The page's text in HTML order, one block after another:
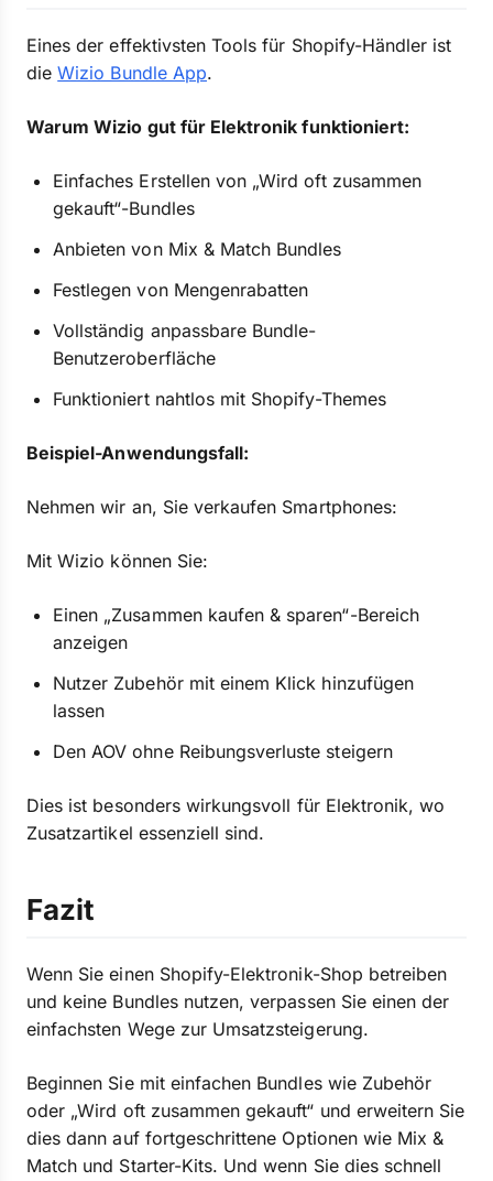
Eines der effektivsten Tools für Shopify-Händler ist
dieWizio Bundle App.
Warum Wizio gut für Elektronik funktioniert:
Einfaches Erstellen von „Wird oft zusammen
gekauft“-Bundles
Anbieten von Mix & Match Bundles
Festlegen von Mengenrabatten
Vollständig anpassbare Bundle-
Benutzeroberfläche
Funktioniert nahtlos mit Shopify-Themes
Beispiel-Anwendungsfall:
Nehmen wir an, Sie verkaufen Smartphones:
Mit Wizio können Sie:
Einen „Zusammen kaufen & sparen“-Bereich
anzeigen
Nutzer Zubehör mit einem Klick hinzufügen
lassen
Den AOV ohne Reibungsverluste steigern
Dies ist besonders wirkungsvoll für Elektronik, wo
Zusatzartikel essenziell sind.
Fazit
Wenn Sie einen Shopify-Elektronik-Shop betreiben
und keine Bundles nutzen, verpassen Sie einen der
einfachsten Wege zur Umsatzsteigerung.
Beginnen Sie mit einfachen Bundles wie Zubehör
oder „Wird oft zusammen gekauft“ und erweitern Sie
dies dann auf fortgeschrittene Optionen wie Mix &
Match und Starter-Kits. Und wenn Sie dies schnell